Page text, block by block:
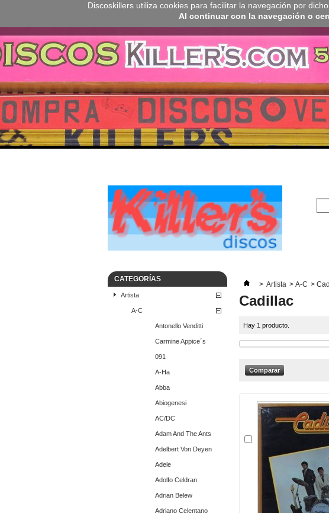
Discoskillers utiliza cookies para facilitar la navegación por
Al continuar con la navegación o
CATEGORÍAS
Artista
A-C
Antonello Venditti
Carmine Appice´s
091
A-Ha
Abba
Abiogenesi
AC/DC
Adam And The Ants
Adelbert Von Deyen
Adele
Adolfo Celdran
Adrian Belew
Adriano Celentano
> Artista > A-C >
Cadillac
Hay 1 producto.